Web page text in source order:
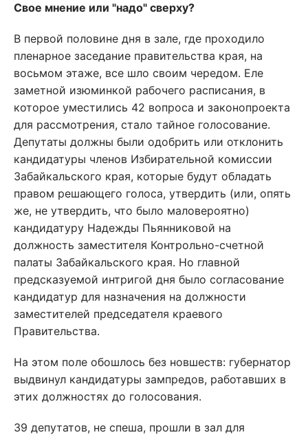
Свое мнение или "надо" сверху?
В первой половине дня в зале, где проходило
пленарное заседание правительства края, на
восьмом этаже, все шло своим чередом. Еле
заметной изюминкой рабочего расписания, в
которое уместились 42 вопроса и законопроекта
для рассмотрения, стало тайное голосование.
Депутаты должны были одобрить или отклонить
кандидатуры членов Избирательной комиссии
Забайкальского края, которые будут обладать
правом решающего голоса, утвердить (или, опять
же, не утвердить, что было маловероятно)
кандидатуру Надежды Пьянниковой на
должность заместителя Контрольно-счетной
палаты Забайкальского края. Но главной
предсказуемой интригой дня было согласование
кандидатур для назначения на должности
заместителей председателя краевого
Правительства.
На этом поле обошлось без новшеств: губернатор
выдвинул кандидатуры зампредов, работавших в
этих должностях до голосования.
39 депутатов, не спеша, прошли в зал для